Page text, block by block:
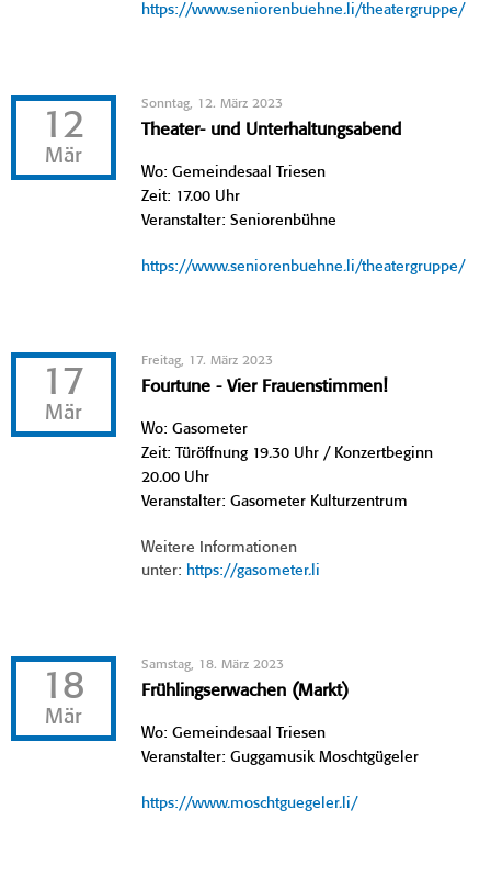
https://www.seniorenbuehne.li/theatergruppe/
12
Mär
Sonntag, 12. März 2023
Theater- und Unterhaltungsabend
Wo: Gemeindesaal Triesen
Zeit: 17.00 Uhr
Veranstalter: Seniorenbühne
https://www.seniorenbuehne.li/theatergruppe/
17
Mär
Freitag, 17. März 2023
Fourtune - Vier Frauenstimmen!
Wo: Gasometer
Zeit: Türöffnung 19.30 Uhr / Konzertbeginn
20.00 Uhr
Veranstalter: Gasometer Kulturzentrum
Weitere Informationen
unter: https://gasometer.li
18
Mär
Samstag, 18. März 2023
Frühlingserwachen (Markt)
Wo: Gemeindesaal Triesen
Veranstalter: Guggamusik Moschtgügeler
https://www.moschtguegeler.li/